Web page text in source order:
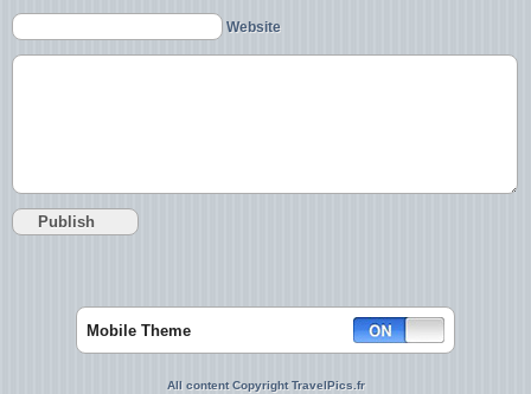
Website
Mobile Theme
All content Copyright TravelPics.fr